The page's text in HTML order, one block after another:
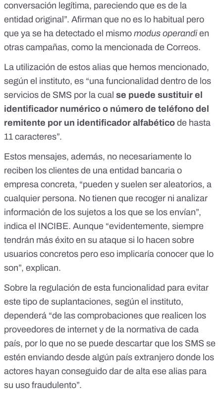
conversación legítima, pareciendo que es de la
entidad original”. Afirman que no es lo habitual pero
que ya se ha detectado el mismo modus operandien
otras campañas, como la mencionada de Correos.
La utilización de estos alias que hemos mencionado,
según el instituto, es “una funcionalidad dentro de los
servicios de SMS por la cual se puede sustituir el
identificador numérico o número de teléfono del
remitente por un identificador alfabético de hasta
11 caracteres”.
Estos mensajes, además, no necesariamente lo
reciben los clientes de una entidad bancaria o
empresa concreta, “pueden y suelen ser aleatorios, a
cualquier persona. No tienen que recoger ni analizar
información de los sujetos a los que se los envían”,
indica el INCIBE. Aunque “evidentemente, siempre
tendrán más éxito en su ataque si lo hacen sobre
usuarios concretos pero eso implicaría conocer que lo
son”, explican.
Sobre la regulación de esta funcionalidad para evitar
este tipo de suplantaciones, según el instituto,
dependerá “de las comprobaciones que realicen los
proveedores de internet y de la normativa de cada
país, por lo que no se puede descartar que los SMS se
estén enviando desde algún país extranjero donde los
actores hayan conseguido dar de alta ese alias para
su uso fraudulento”.